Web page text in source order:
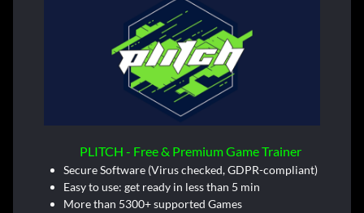
PLITCH - Free & Premium Game Trainer
Secure Software (Virus checked, GDPR-compliant)
Easy to use: get ready in less than 5 min
More than 5300+ supported Games